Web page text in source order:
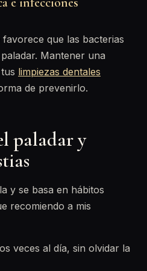
que las bacterias
Mantener una
limpiezas dentales
de prevenirlo.
paladar y
y se basa en hábitos
recomiendo a mis
veces al día, sin olvidar la